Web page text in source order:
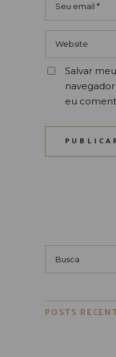
Salvar
eu
Busca
por:
POSTS